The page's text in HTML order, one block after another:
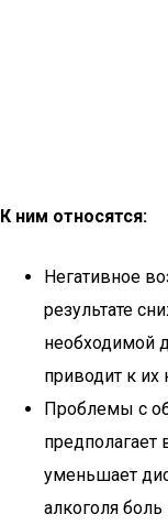
К ним относятся:
Негативное
результате
необходимой
приводит к их
Проблемы с
предполагает
уменьшает
алкоголя